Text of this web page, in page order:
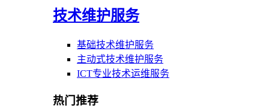
技术维护服务
基础技术维护服务
主动式技术维护服务
ICT专业技术运维服务
热门推荐